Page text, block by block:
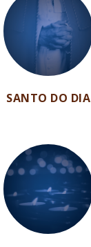
SANTO DO DIA